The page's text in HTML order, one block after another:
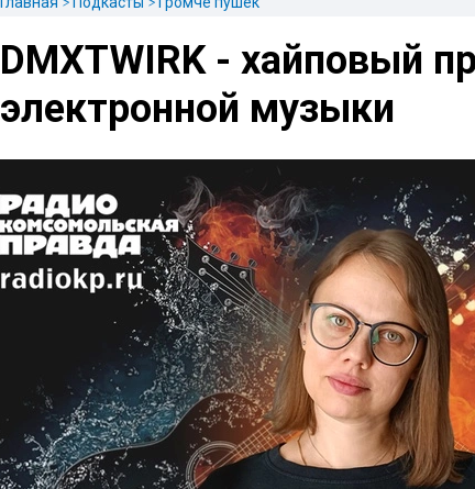
DMXTWIRK - хайповый
электронной музыки